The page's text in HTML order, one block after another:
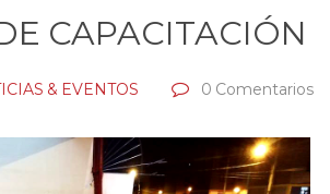
CAPACITACIÓN
& EVENTOS 0 Comentarios